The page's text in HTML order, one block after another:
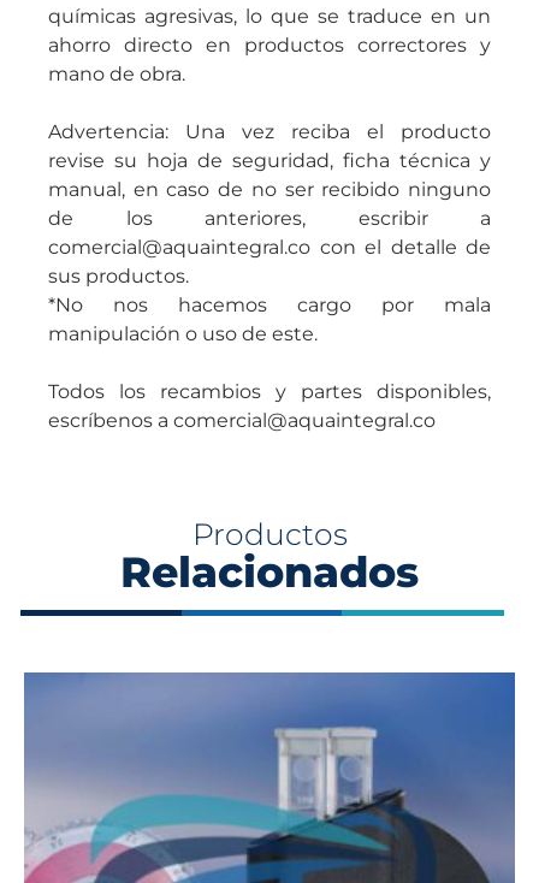
químicas agresivas, lo que se traduce en un
ahorro directo en productos correctores y
mano de obra.
Advertencia: Una vez reciba el producto
revise su hoja de seguridad, ficha técnica y
manual, en caso de no ser recibido ninguno
de los anteriores, escribir a
comercial@aquaintegral.co con el detalle de
sus productos.
*No nos hacemos cargo por mala
manipulación o uso de este.
Todos los recambios y partes disponibles,
escríbenos a comercial@aquaintegral.co
Productos
Relacionados